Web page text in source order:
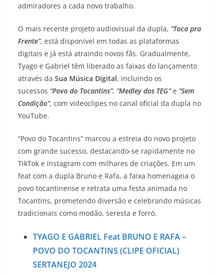
admiradores a cada novo trabalho.
O mais recente projeto audiovisual da dupla, “Toca pra
Frente”, está disponível em todas as plataformas
digitais e já está atraindo novos fãs. Gradualmente,
Tyago e Gabriel têm liberado as faixas do lançamento
através da Sua Música Digital, incluindo os
sucessos “Povo do Tocantins”, “Medley dos TEG”e “Sem
Condição”, com videoclipes no canal oficial da dupla no
YouTube.
“Povo do Tocantins” marcou a estreia do novo projeto
com grande sucesso, destacando-se rapidamente no
TikTok e Instagram com milhares de criações. Em um
feat com a dupla Bruno e Rafa, a faixa homenageia o
povo tocantinense e retrata uma festa animada no
Tocantins, prometendo diversão e celebrando músicas
tradicionais como modão, seresta e forró.
TYAGO E GABRIEL Feat BRUNO E RAFA –
POVO DO TOCANTINS (CLIPE OFICIAL)
SERTANEJO 2024